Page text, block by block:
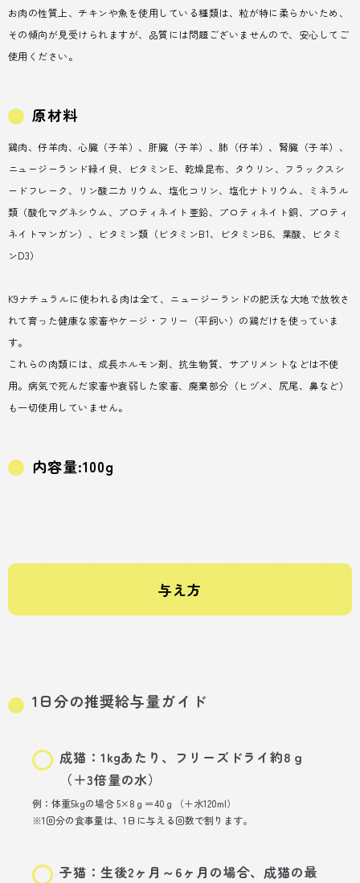
お肉の性質上、チキンや魚を使用している種類は、粒が特に柔らかいため、
その傾向が見受けられますが、品質には問題ございませんので、安心してご
使用ください。
原材料
鶏肉、仔羊肉、心臓（子羊）、肝臓（子羊）、肺（仔羊）、腎臓（子羊）、
ニュージーランド緑イ貝、ビタミンE、乾燥昆布、タウリン、フラックスシ
ードフレーク、リン酸二カリウム、塩化コリン、塩化ナトリウム、ミネラル
類（酸化マグネシウム、プロティネイト亜鉛、プロティネイト銅、プロティ
ネイトマンガン）、ビタミン類（ビタミンB1、ビタミンB6、葉酸、ビタミ
ンD3）
K9ナチュラルに使われる肉は全て、ニュージーランドの肥沃な大地で放牧さ
れて育った健康な家畜やケージ・フリー（平飼い）の鶏だけを使っていま
す。
これらの肉類には、成長ホルモン剤、抗生物質、サプリメントなどは不使
用。病気で死んだ家畜や衰弱した家畜、廃棄部分（ヒヅメ、尻尾、鼻など）
も一切使用していません。
内容量:100g
与え方
1日分の推奨給与量ガイド
成猫：1kgあたり、フリーズドライ約8ｇ
（＋3倍量の水）
例：体重5kgの場合 5×8ｇ＝40ｇ（＋水120ml）
※1回分の食事量は、1日に与える回数で割ります。
子猫：生後2ヶ月～6ヶ月の場合、成猫の最